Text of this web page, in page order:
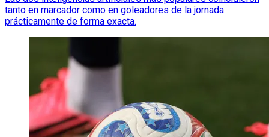
tanto en marcador como en goleadores de la jornada
prácticamente de forma exacta.